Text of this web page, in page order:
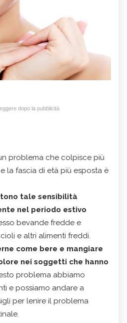
dopo la pubblicità
problema che colpisce più
la fascia di età più esposta è
tale sensibilità
nel periodo estivo
bevande fredde e
e altri alimenti freddi.
come bere e mangiare
nei soggetti che hanno
problema abbiamo
e possiamo andare a
per lenire il problema